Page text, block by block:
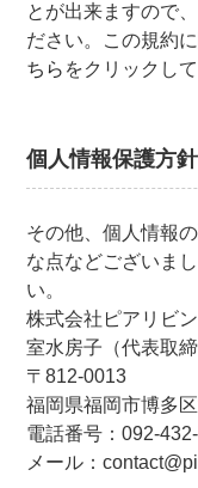
とが出来ますので
ださい。この規約
ちら をクリックし
個人情報保護方
その他、個人情報
な点などございま
い。
株式会社ピアリビ
室水房子（代表取締
〒812-0013
福岡県福岡市博多
電話番号：092-
メール：